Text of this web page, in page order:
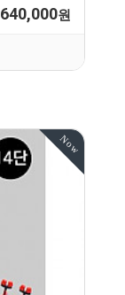
640,000원
Now